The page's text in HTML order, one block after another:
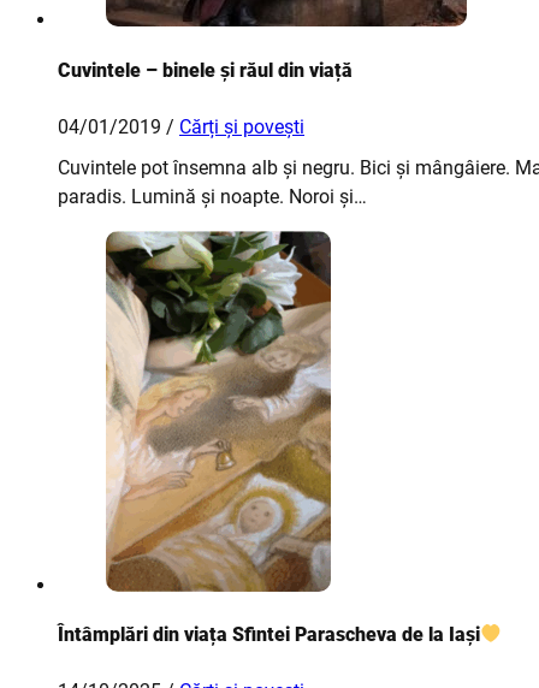
Cuvintele – binele și răul din viață
04/01/2019 / Cărți și povești
Cuvintele pot însemna alb și negru. Bici și mângâiere.
paradis. Lumină și noapte. Noroi și…
Întâmplări din viața Sfintei Parascheva de la Iași